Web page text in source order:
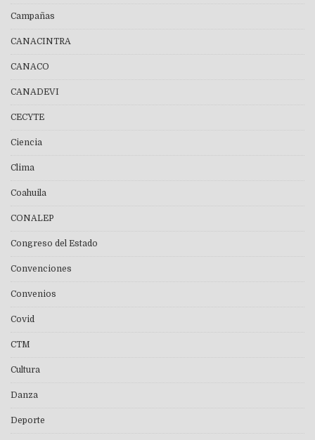
Campañas
CANACINTRA
CANACO
CANADEVI
CECYTE
Ciencia
Clima
Coahuila
CONALEP
Congreso del Estado
Convenciones
Convenios
Covid
CTM
Cultura
Danza
Deporte